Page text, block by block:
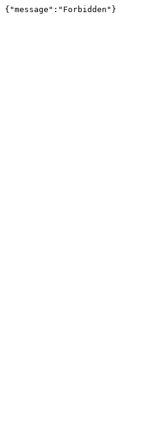
{"message":"Forbidden"}